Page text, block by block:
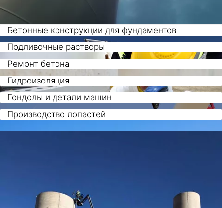
Бетонные конструкции для фундаментов
Подливочные растворы
Ремонт бетона
Гидроизоляция
Гондолы и детали машин
Производство лопастей